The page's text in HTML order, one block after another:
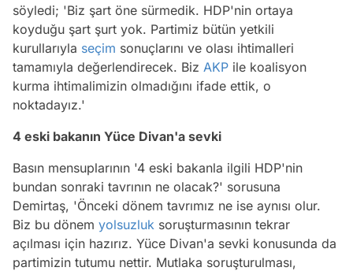
söyledi; 'Biz şart öne sürmedik. HDP'nin ortaya
koyduğu şart şurt yok. Partimiz bütün yetkili
kurullarıyla seçim sonuçlarını ve olası ihtimalleri
tamamıyla değerlendirecek. Biz AKP ile koalisyon
kurma ihtimalimizin olmadığını ifade ettik, o
noktadayız.'
4 eski bakanın Yüce Divan'a sevki
Basın mensuplarının '4 eski bakanla ilgili HDP'nin
bundan sonraki tavrının ne olacak?' sorusuna
Demirtaş, 'Önceki dönem tavrımız ne ise aynısı olur.
Biz bu dönem yolsuzluk soruşturmasının tekrar
açılması için hazırız. Yüce Divan'a sevki konusunda da
partimizin tutumu nettir. Mutlaka soruşturulması,